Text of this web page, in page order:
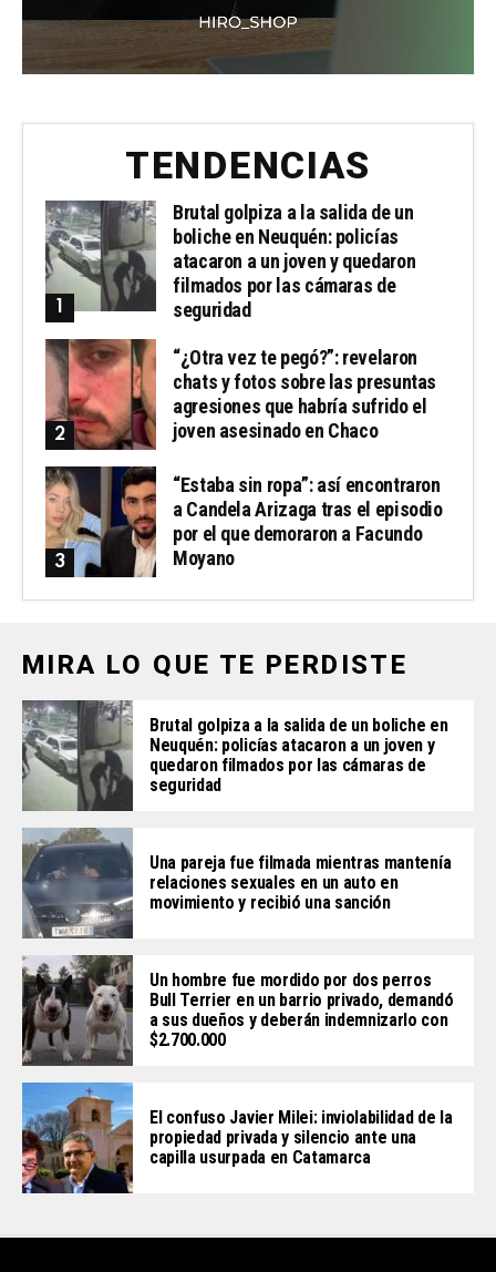
TENDENCIAS
Brutal golpiza a la salida de un
boliche en Neuquén: policías
atacaron a un joven y quedaron
filmados por las cámaras de
seguridad
“¿Otra vez te pegó?”: revelaron
chats y fotos sobre las presuntas
agresiones que habría sufrido el
joven asesinado en Chaco
“Estaba sin ropa”: así encontraron
a Candela Arizaga tras el episodio
por el que demoraron a Facundo
Moyano
MIRA LO QUE TE PERDISTE
Brutal golpiza a la salida de un boliche en
Neuquén: policías atacaron a un joven y
quedaron filmados por las cámaras de
seguridad
Una pareja fue filmada mientras mantenía
relaciones sexuales en un auto en
movimiento y recibió una sanción
Un hombre fue mordido por dos perros
Bull Terrier en un barrio privado, demandó
a sus dueños y deberán indemnizarlo con
$2.700.000
El confuso Javier Milei: inviolabilidad de la
propiedad privada y silencio ante una
capilla usurpada en Catamarca